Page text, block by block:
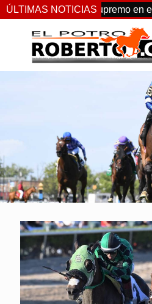
ÚLTIMAS NOTICIAS
Sovereignty supremo en el